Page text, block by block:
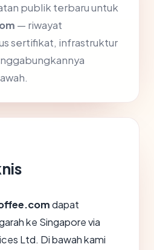
publik terbaru untuk
— riwayat
sertifikat, infrastruktur
dapat
ke Singapore via
Ltd. Di bawah kami